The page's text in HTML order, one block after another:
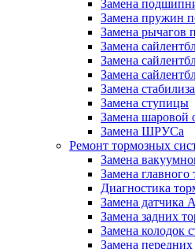
Замена
Замена пружин
Замена рычагов
Замена
Замена
Замена
Замена
Замена ступицы
Замена шаровой
Замена ШРУСа
Ремонт тормозных
Замена
Замена
Диагностика
Замена датчика
Замена задних
Замена колодок
Замена